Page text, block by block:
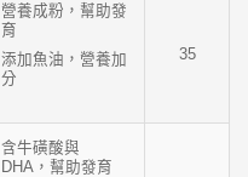
營養成粉，幫助發
育
添加魚油，營養加
分
35
含牛磺酸與
DHA，幫助發育